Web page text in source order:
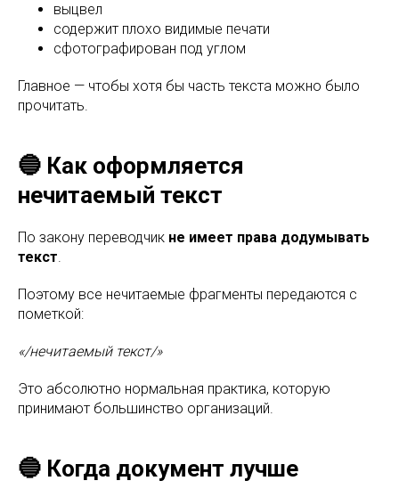
выцвел
содержит плохо видимые печати
сфотографирован под углом
Главное — чтобы хотя бы часть текста можно было
прочитать.
🔵 Как оформляется
нечитаемый текст
По закону переводчик не имеет права додумывать
текст.
Поэтому все нечитаемые фрагменты передаются с
пометкой:
«/нечитаемый текст/»
Это абсолютно нормальная практика, которую
принимают большинство организаций.
🔵 Когда документ лучше